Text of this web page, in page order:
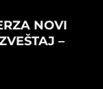
NOVI
–